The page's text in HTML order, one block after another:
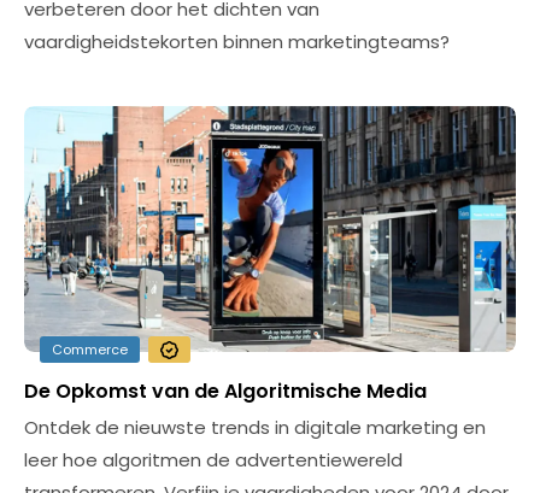
verbeteren door het dichten van
vaardigheidstekorten binnen marketingteams?
Commerce
De Opkomst van de Algoritmische Media
Ontdek de nieuwste trends in digitale marketing en
leer hoe algoritmen de advertentiewereld